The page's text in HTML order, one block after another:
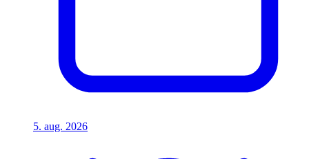
5. aug. 2026